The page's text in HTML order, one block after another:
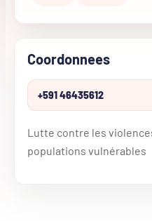
Coordonnees
+591 46435612
Lutte contre les
populations vulnérables